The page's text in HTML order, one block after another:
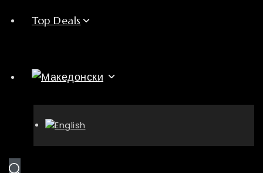
Top Deals